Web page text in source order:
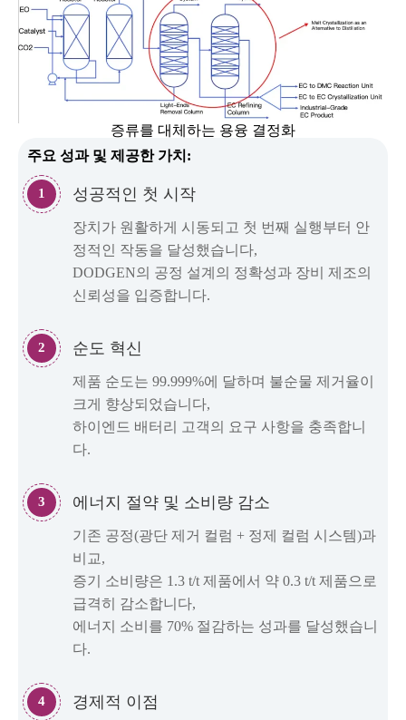
증류를 대체하는 용융 결정화
주요 성과 및 제공한 가치:
1 성공적인 첫 시작
장치가 원활하게 시동되고 첫 번째 실행부터 안
정적인 작동을 달성했습니다,
DODGEN의 공정 설계의 정확성과 장비 제조의
신뢰성을 입증합니다.
2 순도 혁신
제품 순도는 99.999%에 달하며 불순물 제거율이
크게 향상되었습니다,
하이엔드 배터리 고객의 요구 사항을 충족합니
다.
3 에너지 절약 및 소비량 감소
기존 공정(광단 제거 컬럼 + 정제 컬럼 시스템)과
비교,
증기 소비량은 1.3 t/t 제품에서 약 0.3 t/t 제품으로
급격히 감소합니다,
에너지 소비를 70% 절감하는 성과를 달성했습니
다.
4 경제적 이점